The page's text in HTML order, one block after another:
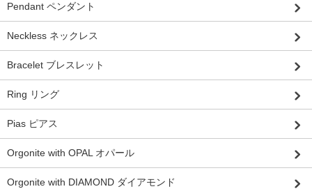
Pendant ペンダント
Neckless ネックレス
Bracelet ブレスレット
Ring リング
Pias ピアス
Orgonite with OPAL オパール
Orgonite with DIAMOND ダイアモンド